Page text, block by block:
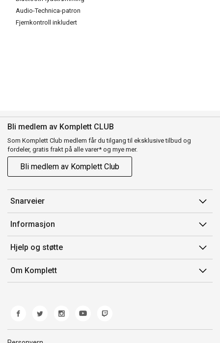
Audio-Technica-patron
Fjernkontroll inkludert
Bli medlem av Komplett CLUB
Som Komplett Club medlem får du tilgang til eksklusive tilbud og
fordeler, gratis frakt på alle varer* og mye mer.
Bli medlem av Komplett Club
Snarveier
Min side
Ordreoversikt
Flex
Komplett Club
Informasjon
Salgsbetingelser
Medlemsvilkår for Komplett Club
Merker/produsent
Hjelp og støtte
Kontakt oss
Kundeservice
Retur
Reklamasjon og garanti
Om Komplett